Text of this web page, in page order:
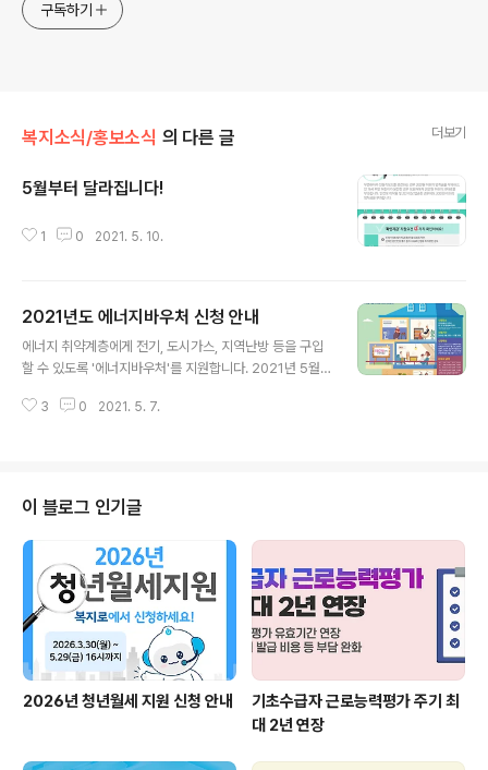
구독하기
복지소식/홍보소식 의 다른 글 더보기
5월부터 달라집니다!
1 0 2021. 5. 10.
2021년도 에너지바우처 신청 안내
에너지 취약계층에게 전기, 도시가스, 지역난방 등을 구입
할 수 있도록 '에너지바우처'를 지원합니다. 2021년 5월
온라인신청 통해 신청하실 수 있습니다. 보다 자세한 사항
3 0 2021. 5. 7.
이 블로그 인기글
2026년 청년월세 지원 신청 안내
기초수급자 근로능력평가 주기 최
대 2년 연장